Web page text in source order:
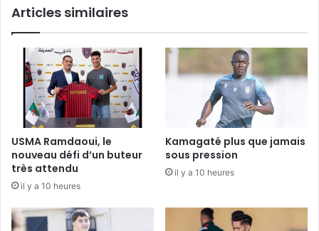
Articles similaires
USMA Ramdaoui, le
nouveau défi d’un buteur
très attendu
il y a 10 heures
Kamagaté plus que jamais
sous pression
il y a 10 heures